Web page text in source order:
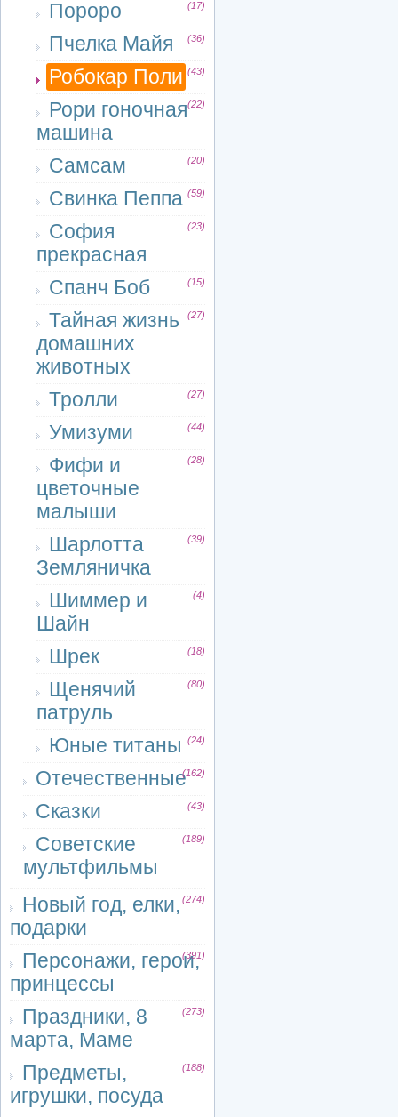
Пороро (17)
Пчелка Майя (36)
Робокар Поли (43)
Рори гоночная
машина
(22)
Самсам (20)
Свинка Пеппа (59)
София
прекрасная
(23)
Спанч Боб (15)
Тайная жизнь
домашних
животных
(27)
Тролли (27)
Умизуми (44)
Фифи и
цветочные
малыши
(28)
Шарлотта
Земляничка
(39)
Шиммер и
Шайн
(4)
Шрек (18)
Щенячий
патруль
(80)
Юные титаны (24)
Отечественные(162)
Сказки (43)
Советские
мультфильмы
(189)
Новый год, елки,
подарки
(274)
Персонажи, герои,
принцессы
(391)
Праздники, 8
марта, Маме
(273)
Предметы,
игрушки, посуда
(188)